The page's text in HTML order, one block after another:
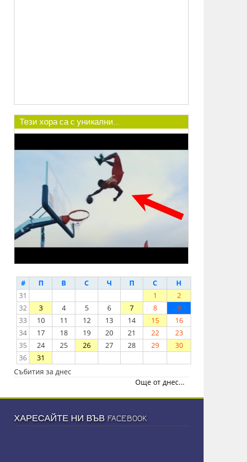
Тези хора са с уникални...
# П В С Ч П С
Н
31
1
2
32
3 4 5 6 7 8
9
33
10 11 12 13 14 15
16
34
17 18 19 20 21 22
23
35
24 25 26 27 28 29
30
36
31
Събития за днес
Още от днес...
ХАРЕСАЙТЕ НИ ВЪВ FACEBOOK